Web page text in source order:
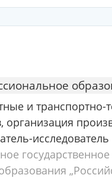
и транспортно-
организация
исследователь